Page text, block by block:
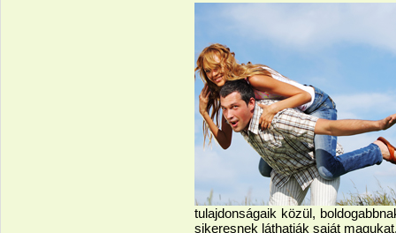
tulajdonságaik közül,
sikeresnek láthatják saját